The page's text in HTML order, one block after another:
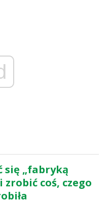
się „fabryką
zrobić coś, czego